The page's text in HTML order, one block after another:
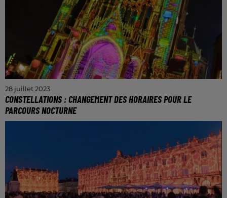
28 juillet 2023
CONSTELLATIONS : CHANGEMENT DES HORAIRES POUR LE
PARCOURS NOCTURNE
Une nouvelle modification des horaires est prévue